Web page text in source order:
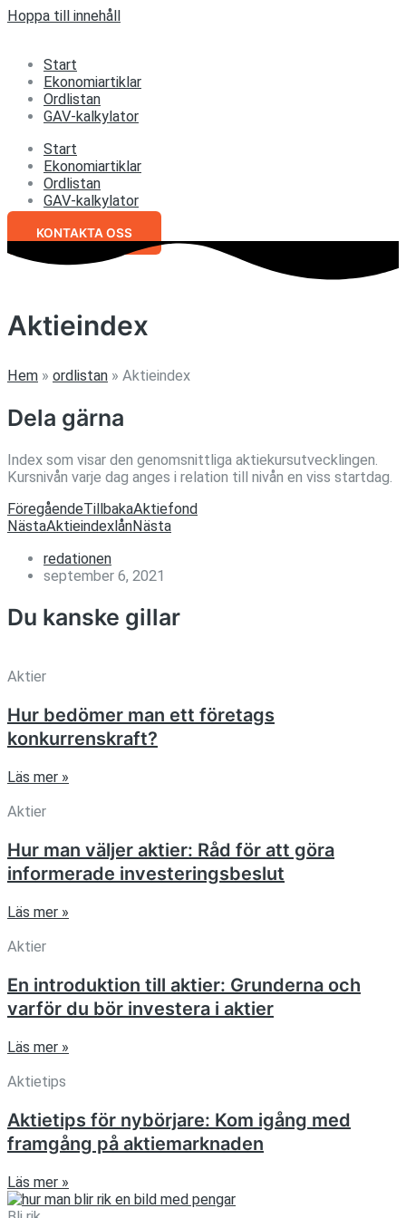
Hoppa till innehåll
Start
Ekonomiartiklar
Ordlistan
GAV-kalkylator
Start
Ekonomiartiklar
Ordlistan
GAV-kalkylator
KONTAKTA OSS
Aktieindex
Hem » ordlistan » Aktieindex
Dela gärna
Index som visar den genomsnittliga aktiekursutvecklingen.
Kursnivån varje dag anges i relation till nivån en viss startdag.
FöregåendeTillbakaAktiefond
NästaAktieindexlånNästa
redationen
september 6, 2021
Du kanske gillar
Aktier
Hur bedömer man ett företags
konkurrenskraft?
Läs mer »
Aktier
Hur man väljer aktier: Råd för att göra
informerade investeringsbeslut
Läs mer »
Aktier
En introduktion till aktier: Grunderna och
varför du bör investera i aktier
Läs mer »
Aktietips
Aktietips för nybörjare: Kom igång med
framgång på aktiemarknaden
Läs mer »